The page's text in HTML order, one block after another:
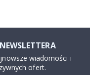
wiadomości i
ofert.